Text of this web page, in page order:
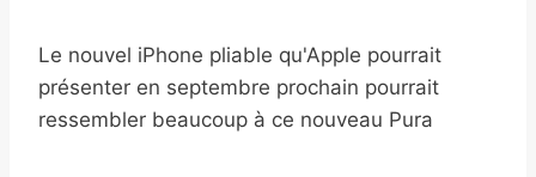
Le nouvel iPhone pliable qu'Apple pourrait
présenter en septembre prochain pourrait
ressembler beaucoup à ce nouveau Pura